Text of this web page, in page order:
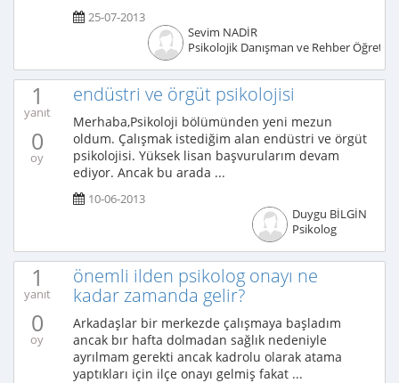
25-07-2013
Sevim NADİR
Psikolojik Danışman ve Rehber
1
yanıt
0
oy
endüstri ve örgüt psikolojisi
Merhaba,Psikoloji bölümünden yeni mezun
oldum. Çalışmak istediğim alan endüstri ve örgüt
psikolojisi. Yüksek lisan başvurularım devam
ediyor. Ancak bu arada ...
10-06-2013
Duygu BİLGİN
Psikolog
1
yanıt
0
oy
önemli ilden psikolog onayı ne
kadar zamanda gelir?
Arkadaşlar bir merkezde çalışmaya başladım
ancak bır hafta dolmadan sağlık nedeniyle
ayrılmam gerekti ancak kadrolu olarak atama
yaptıkları için ilçe onayı gelmiş fakat ...